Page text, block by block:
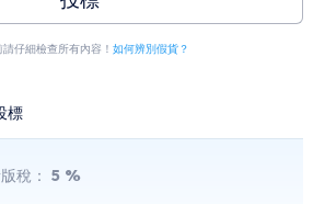
仔細檢查所有內容！ 如何辨別假貨？
標
稅： 5 %